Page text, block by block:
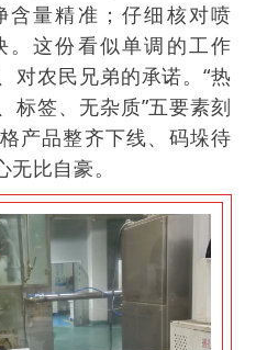
含量精准；仔细核对喷
这份看似单调的工作
对农民兄弟的承诺。“热
标签、无杂质”五要素刻
产品整齐下线、码垛待
比自豪。